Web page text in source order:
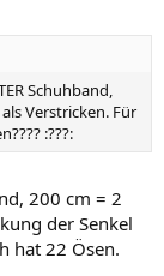
Schuhband,
Verstricken. Für
:???:
200 cm = 2
der Senkel
hat 22 Ösen.